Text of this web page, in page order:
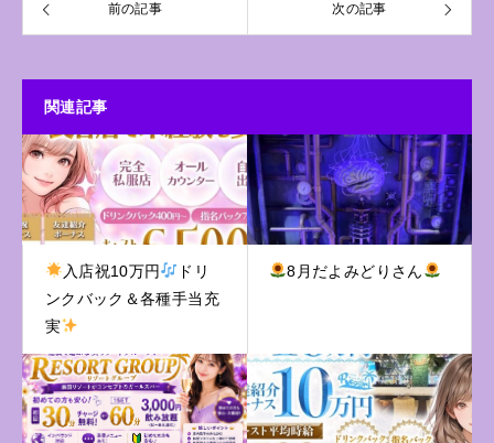
前の記事 次の記事
関連記事
入店祝10万円
ドリ
ンクバック＆各種手当充
実
8月だよみどりさん